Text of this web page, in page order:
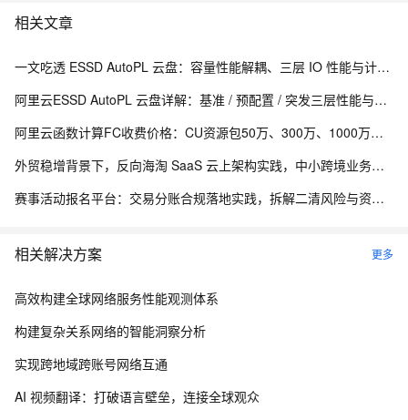
相关文章
一文吃透 ESSD AutoPL 云盘：容量性能解耦、三层 IO 性能与计费测算
阿里云ESSD AutoPL 云盘详解：基准 / 预配置 / 突发三层性能与费用封顶机制
阿里云函数计算FC收费价格：CU资源包50万、300万、1000万、2亿、20亿及4000万CU费用清单
外贸稳增背景下，反向海淘 SaaS 云上架构实践，中小跨境业务如何低成本扛住流量脉冲
赛事活动报名平台：交易分账合规落地实践，拆解二清风险与资金隔离要点
相关解决方案 更多
高效构建全球网络服务性能观测体系
构建复杂关系网络的智能洞察分析
实现跨地域跨账号网络互通
AI 视频翻译：打破语言壁垒，连接全球观众